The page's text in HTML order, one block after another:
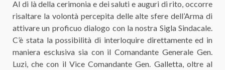
Al di là della cerimonia e dei saluti e auguri di rito, occorre
risaltare la volontà percepita delle alte sfere dell’Arma di
attivare un proficuo dialogo con la nostra Sigla Sindacale.
C’è stata la possibilità di interloquire direttamente ed in
maniera esclusiva sia con il Comandante Generale Gen.
Luzi, che con il Vice Comandante Gen. Galletta, oltre al